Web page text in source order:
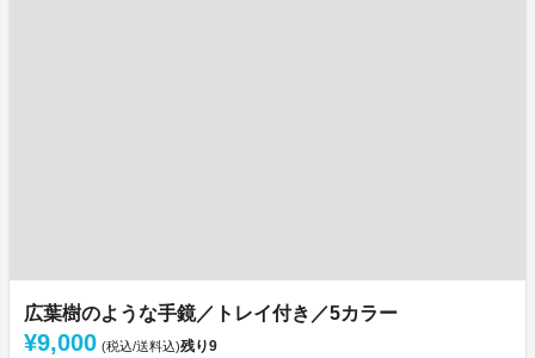
広葉樹のような手鏡／トレイ付き／5カラー
¥9,000 (税込/送料込)残り9